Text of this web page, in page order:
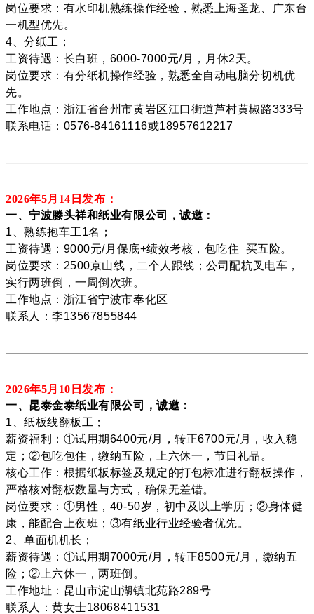
岗位要求：有水印机熟练操作经验，熟悉上海圣龙、广东台
一机型优先。
4、分纸工；
工资待遇：长白班，6000-7000元/月，月休2天。
岗位要求：有分纸机操作经验，熟悉全自动电脑分切机优
先。
工作地点：浙江省台州市黄岩区江口街道芦村黄椒路333号
联系电话：0576-84161116或18957612217
2026年5月14 日发布：
一、宁波滕头祥和纸业有限公司，诚邀：
1、熟练抱车工1名；
工资待遇：9000元/月保底+绩效考核，包吃住 买五险。
岗位要求：2500京山线，二个人跟线；公司配杭叉电车，
实行两班倒，一周倒次班。
工作地点：浙江省宁波市奉化区
联系人：李13567855844
2026年5月10 日发布：
一、昆泰金泰纸业有限公司，诚邀：
1、纸板线翻板工；
薪资福利：①试用期6400元/月，转正6700元/月，收入稳
定；②包吃包住，缴纳五险，上六休一，节日礼品。
核心工作：根据纸板标签及规定的打包标准进行翻板操作，
严格核对翻板数量与方式，确保无差错。
岗位要求：①男性，40-50岁，初中及以上学历；②身体健
康，能配合上夜班；③有纸业行业经验者优先。
2、单面机机长；
薪资待遇：①试用期7000元/月，转正8500元/月，缴纳五
险；②上六休一，两班倒。
工作地址：昆山市淀山湖镇北苑路289号
联系人：黄女士18068411531